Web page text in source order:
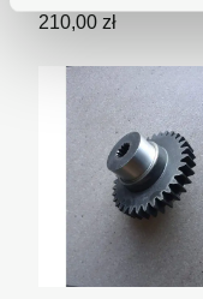
Z-26 fi...
210,00 zł